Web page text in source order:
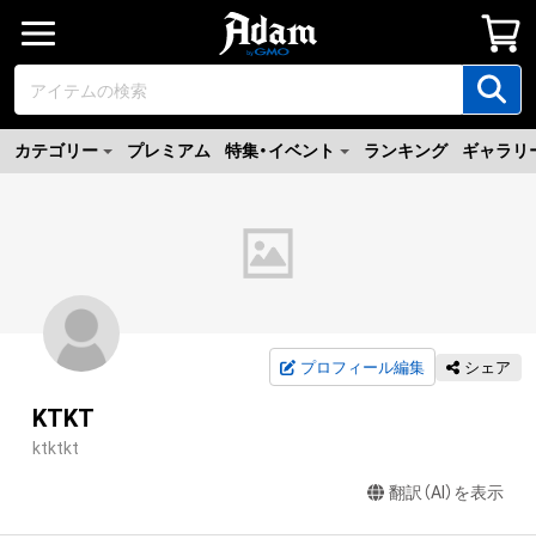
カテゴリー プレミアム 特集・イベント ランキング ギャラリ
プロフィール編集 シェア
KTKT
ktktkt
翻訳（AI）を表示